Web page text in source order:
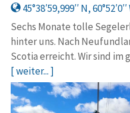
45°38′59,999′′ N, 60°52′0′′
Sechs Monate tolle
hinter uns. Nach
Scotia erreicht. Wir sind
[ weiter... ]